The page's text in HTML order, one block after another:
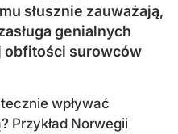
słusznie zauważają,
genialnych
obfitości surowców
wpływać
Przykład Norwegii